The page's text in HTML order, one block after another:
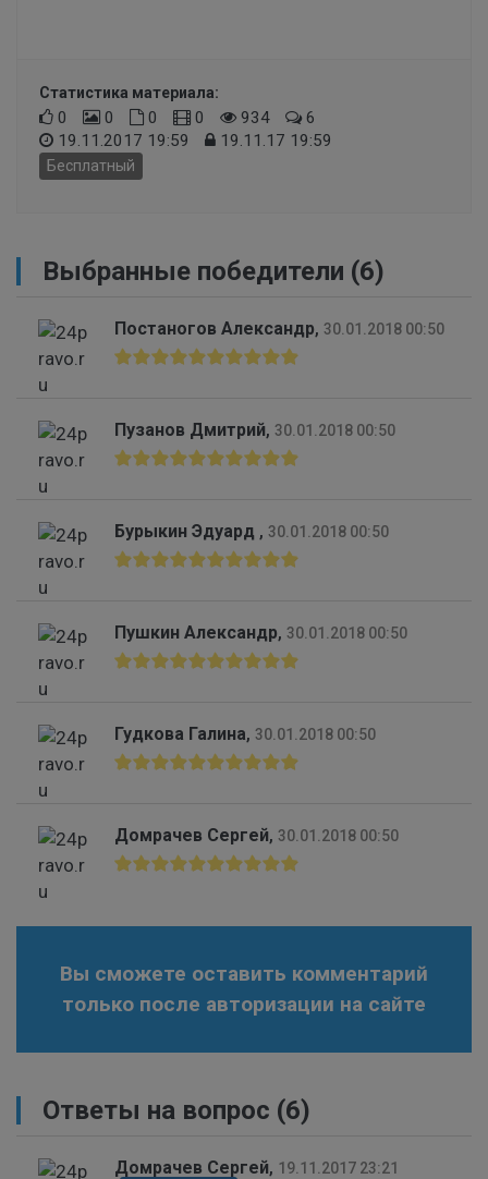
Статистика материала:
0 0 0 0 934
6
19.11.2017 19:59
19.11.17 19:59
Бесплатный
Выбранные победители (6)
Постаногов Александр, 30.01.2018 00:50
Пузанов Дмитрий, 30.01.2018 00:50
Бурыкин Эдуард , 30.01.2018 00:50
Пушкин Александр, 30.01.2018 00:50
Гудкова Галина, 30.01.2018 00:50
Домрачев Сергей, 30.01.2018 00:50
Вы сможете оставить комментарий
только после авторизации на сайте
Ответы на вопрос (6)
Домрачев Сергей, 19.11.2017 23:21